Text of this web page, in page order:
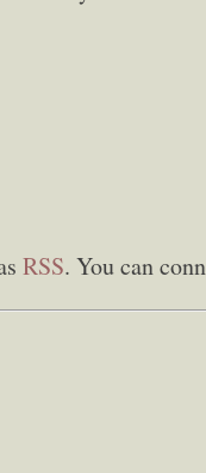
RSS. You can